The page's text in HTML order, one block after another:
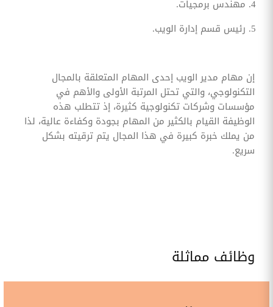
مهندس برمجيات.
رئيس قسم إدارة الويب.
إن مهام مدير الويب إحدى المهام المتعلقة بالمجال
التكنولوجي، والتي تحتل المرتبة الأولى والأهم في
مؤسسات وشركات تكنولوجية كثيرة، إذ تتطلب هذه
الوظيفة القيام بالكثير من المهام بجودة وكفاءة عالية، لذا
من يملك خبرة كبيرة في هذا المجال يتم ترقيته بشكل
سريع.
وظائف مماثلة